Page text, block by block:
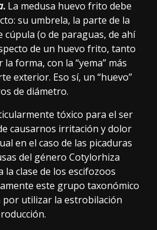
. La medusa huevo frito debe
su umbrela, la parte de la
cúpula (o de paraguas, de ahí
de un huevo frito, tanto
forma, con la “yema” más
exterior. Eso sí, un “huevo”
de diámetro.
tóxico para el ser
causarnos irritación y dolor
en el caso de las picaduras
del género Cotylorhiza
la clase de los escifozoos
este grupo taxonómico
por utilizar la estrobilación